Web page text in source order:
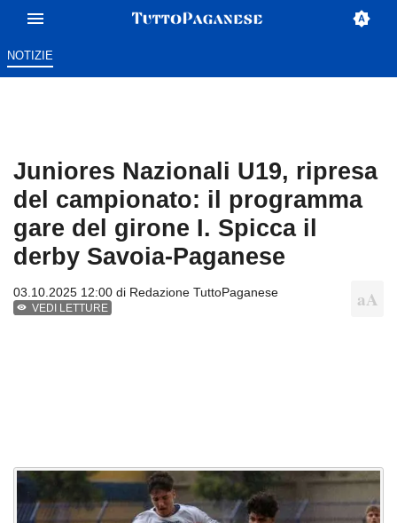
NOTIZIE
Juniores Nazionali U19, ripresa
del campionato: il programma
gare del girone I. Spicca il
derby Savoia-Paganese
03.10.2025 12:00 di Redazione TuttoPaganese
VEDI LETTURE